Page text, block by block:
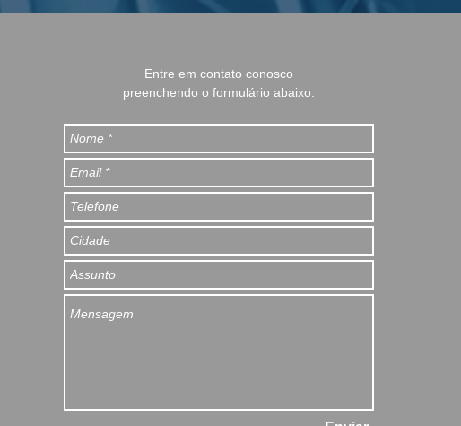
Entre em contato conosco
preenchendo o formulário abaixo.